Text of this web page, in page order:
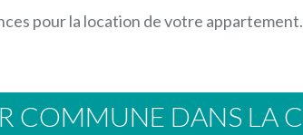
pour la location de votre
COMMUNE DANS LA